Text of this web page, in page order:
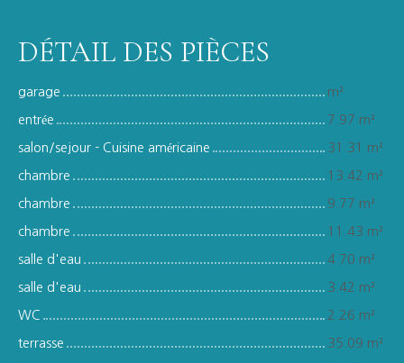
DÉTAIL DES PIÈCES
garage m²
entrée 7.97 m²
salon/sejour - Cuisine américaine 31.31 m²
chambre 13.42 m²
chambre 9.77 m²
chambre 11.43 m²
salle d'eau 4.70 m²
salle d'eau 3.42 m²
WC 2.26 m²
terrasse 35.09 m²